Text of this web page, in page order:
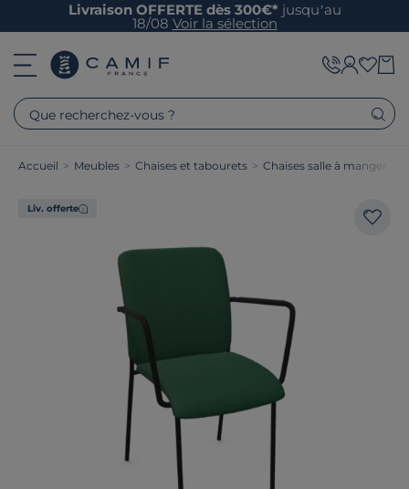
Livraison OFFERTE dès 300€* jusqu’au
18/08 Voir la sélection
Que recherchez-vous ?
Accueil > Meubles > Chaises et tabourets > Chaises salle à manger
Liv. offerte